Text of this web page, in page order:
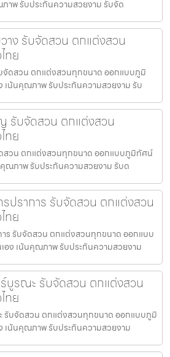
ภาพ รับประกันความสวยงาม รับจัด
าง รับจัดสวน ตกแต่งสวน
ทย
จัดสวน ตกแต่งสวนทุกขนาด ออกแบบภูมิ
เน้นคุณภาพ รับประกันความสวยงาม รับ
รับจัดสวน ตกแต่งสวน
ทย
สวน ตกแต่งสวนทุกขนาด ออกแบบภูมิทัศน์
คุณภาพ รับประกันความสวยงาม รับด
ปราการ รับจัดสวน ตกแต่งสวน
ทย
ร รับจัดสวน ตกแต่งสวนทุกขนาด ออกแบบ
อง เน้นคุณภาพ รับประกันความสวยงาม
บูรณะ รับจัดสวน ตกแต่งสวน
ทย
รับจัดสวน ตกแต่งสวนทุกขนาด ออกแบบภูมิ
เน้นคุณภาพ รับประกันความสวยงาม